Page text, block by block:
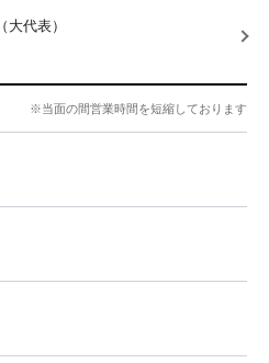
大代表）
※当面の間営業時間を短縮しております